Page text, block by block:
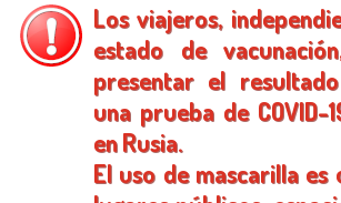
Los viajeros,
estado de
presentar el
una prueba de
en Rusia.
El uso de mascarilla